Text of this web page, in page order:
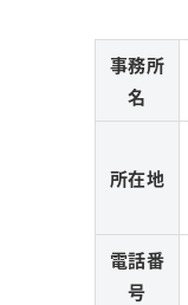
事務所
名
所在地
電話番
号